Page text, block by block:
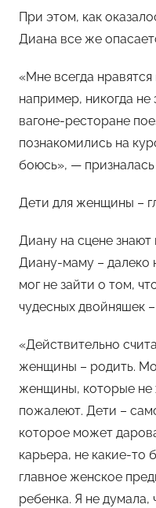
При этом, как
Диана все же
«Мне всегда
например, никогда не
вагоне-ресторане
познакомились на
боюсь», — призналась
Дети для женщины –
Диану на сцене знают
Диану-маму – далеко
мог не зайти о том,
чудесных двойняшек
«Действительно
женщины – родить.
женщины, которые не
пожалеют. Дети –
которое может
карьера, не какие-то
главное женское
ребенка. Я не думала,